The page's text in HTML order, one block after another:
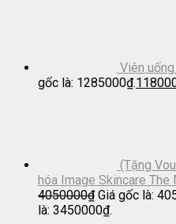
Viên
gốc là: 1285000₫.
(Tặng
hóa Image Skincare The
4050000₫ Giá gốc là:
là: 3450000₫.